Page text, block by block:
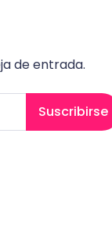
de entrada.
Suscribirse